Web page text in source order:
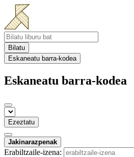
Bilatu
Eskaneatu barra-kodea
Eskaneatu barra-kodea
Ezeztatu
Jakinarazpenak
Erabiltzaile-izena: